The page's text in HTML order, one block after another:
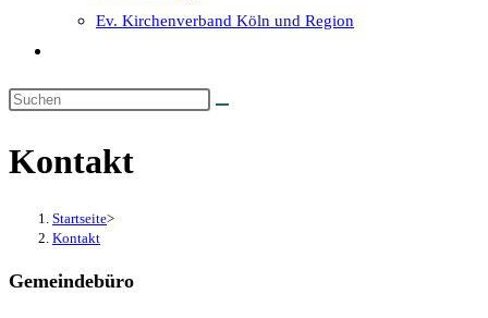
Ev. Kirchenverband Köln und Region
umschalten
Kontakt
Startseite>
Kontakt
Gemeindebüro